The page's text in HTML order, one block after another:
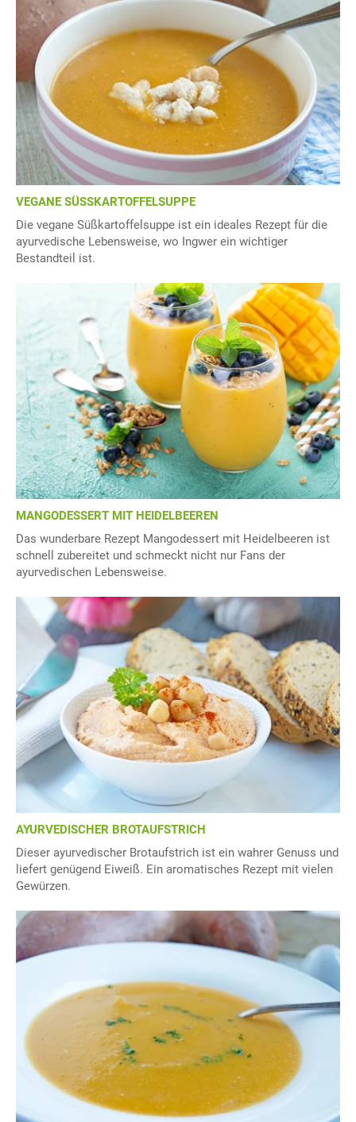
VEGANE SÜSSKARTOFFELSUPPE
Die vegane Süßkartoffelsuppe ist ein ideales Rezept für die
ayurvedische Lebensweise, wo Ingwer ein wichtiger
Bestandteil ist.
MANGODESSERT MIT HEIDELBEEREN
Das wunderbare Rezept Mangodessert mit Heidelbeeren ist
schnell zubereitet und schmeckt nicht nur Fans der
ayurvedischen Lebensweise.
AYURVEDISCHER BROTAUFSTRICH
Dieser ayurvedischer Brotaufstrich ist ein wahrer Genuss und
liefert genügend Eiweiß. Ein aromatisches Rezept mit vielen
Gewürzen.